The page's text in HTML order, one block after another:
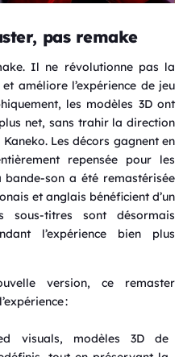
pas remake
Il ne révolutionne pas la
améliore l’expérience de jeu
les modèles 3D ont
net, sans trahir la direction
Les décors gagnent en
repensée pour les
son a été remastérisée
et anglais bénéficient d’un
sous-titres sont désormais
l’expérience bien plus
version, ce remaster
:
visuals, modèles 3D de